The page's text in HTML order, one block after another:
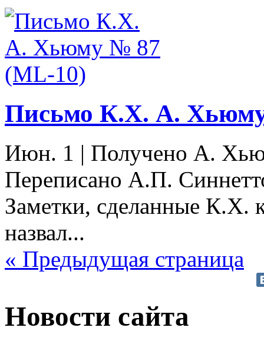
Письмо К.Х. А.
Июн. 1 | Получено А.
Переписано А.П.
Заметки, сделанные К.Х.
назвал...
« Предыдущая страница
Новости сайта